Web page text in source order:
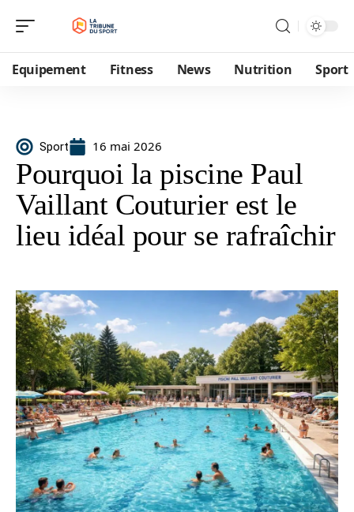
Equipement Fitness News Nutrition Sport
Sport 16 mai 2026
Pourquoi la piscine Paul
Vaillant Couturier est le
lieu idéal pour se rafraîchir